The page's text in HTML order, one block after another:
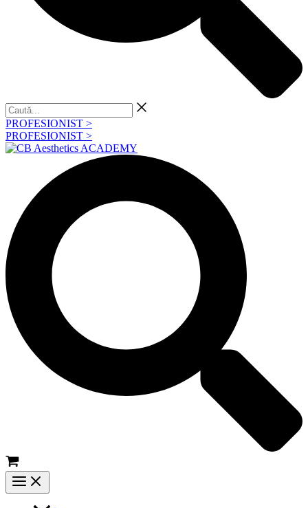
Caută...
PROFESIONIST >
PROFESIONIST >
Main
Menu